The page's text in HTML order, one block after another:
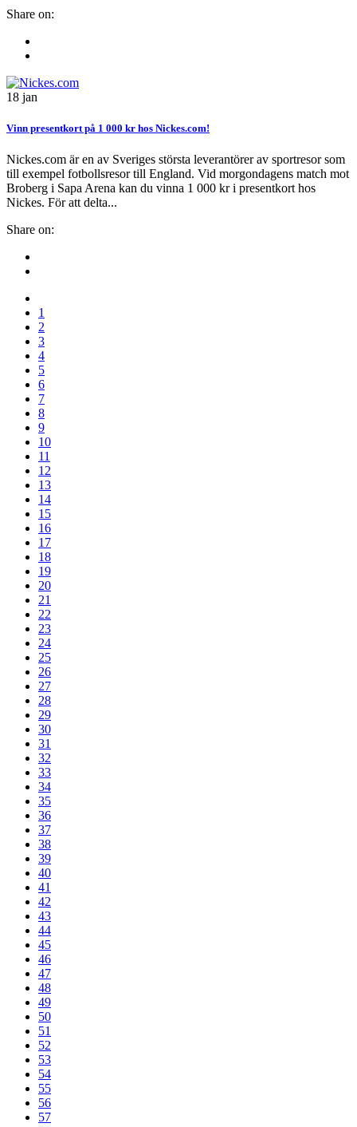
Share on:
18 jan
Vinn presentkort på 1 000 kr hos Nickes.com!
Nickes.com är en av Sveriges största leverantörer av sportresor som
till exempel fotbollsresor till England. Vid morgondagens match mot
Broberg i Sapa Arena kan du vinna 1 000 kr i presentkort hos
Nickes. För att delta...
Share on:
1
2
3
4
5
6
7
8
9
10
11
12
13
14
15
16
17
18
19
20
21
22
23
24
25
26
27
28
29
30
31
32
33
34
35
36
37
38
39
40
41
42
43
44
45
46
47
48
49
50
51
52
53
54
55
56
57